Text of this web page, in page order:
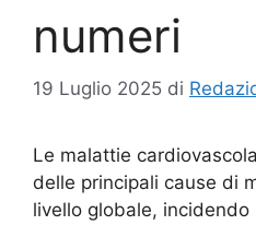
numeri
19 Luglio 2025 di
Le malattie
delle principali cause di
livello globale,